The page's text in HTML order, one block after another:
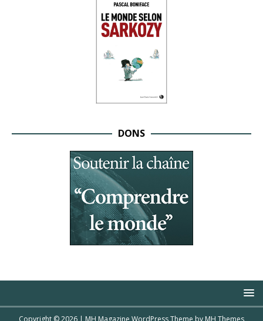
DONS
Copyright © 2026 | MH Magazine WordPress Theme by MH Themes